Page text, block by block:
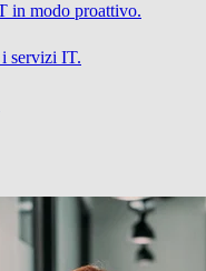
in modo proattivo.
servizi IT.